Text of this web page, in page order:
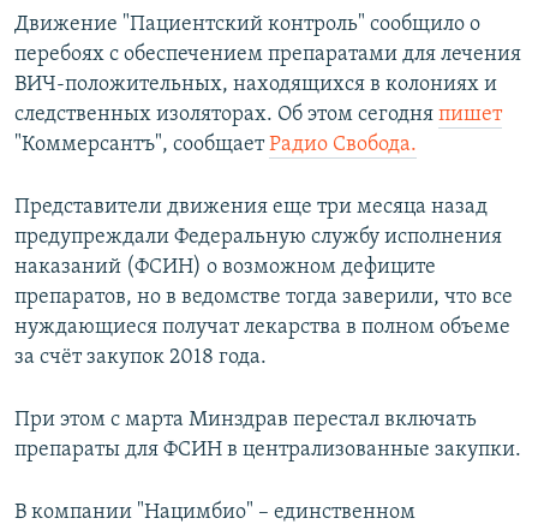
УКРАИНСКАЯ ПРОБЛЕМА КРЫМА
Все сайты RFE/RL
Движение "Пациентский контроль" сообщило о
перебоях с обеспечением препаратами для лечения
ВИЧ-положительных, находящихся в колониях и
следственных изоляторах. Об этом сегодня пишет
"Коммерсантъ", сообщаетРадио Свобода.
Представители движения еще три месяца назад
предупреждали Федеральную службу исполнения
наказаний (ФСИН) о возможном дефиците
препаратов, но в ведомстве тогда заверили, что все
нуждающиеся получат лекарства в полном объеме
за счёт закупок 2018 года.
При этом с марта Минздрав перестал включать
препараты для ФСИН в централизованные закупки.
В компании "Нацимбио" – единственном